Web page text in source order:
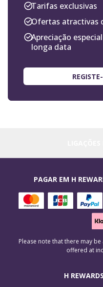
Tarifas exclusivas
Ofertas atractivas
Apreciação
longa data
H
PAGAR EM H
Please note that there may
offered at